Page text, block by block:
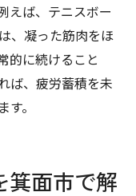
えば、テニスボー
、凝った筋肉をほ
的に続けること
ば、疲労蓄積を未
。
箕面市で解